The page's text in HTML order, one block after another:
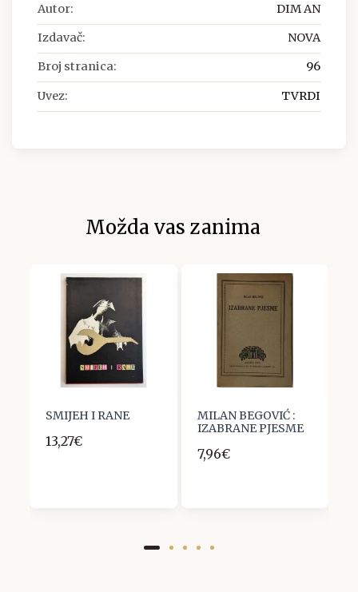
Autor: DIM AN
Izdavač: NOVA
Broj stranica: 96
Uvez: TVRDI
Možda vas zanima
SMIJEH I RANE
13,27€
MILAN BEGOVIĆ :
IZABRANE PJESME
7,96€